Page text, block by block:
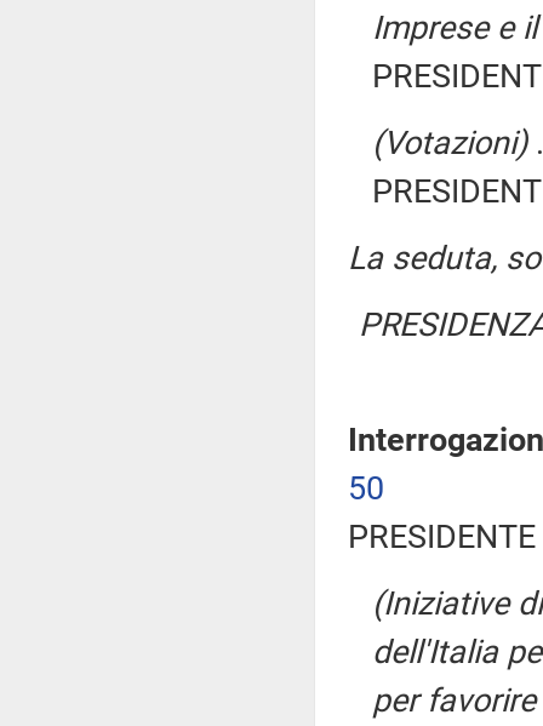
Imprese e
(Votazioni)
La seduta,
50
(Iniziative
dell'Italia
per